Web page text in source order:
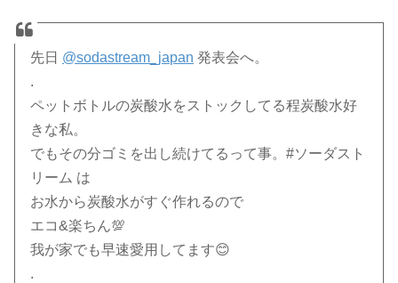
先日 @sodastream_japan 発表会へ。
.
ペットボトルの炭酸水をストックしてる程炭酸水好
きな私。
でもその分ゴミを出し続けてるって事。#ソーダスト
リーム は
お水から炭酸水がすぐ作れるので
エコ&楽ちん💯
我が家でも早速愛用してます😊
.